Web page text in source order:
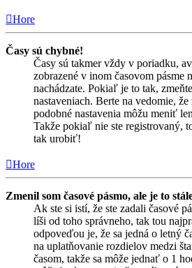
Hore
Časy sú chybné!
Časy sú takmer vždy v poriadku,
zobrazené v inom časovom pásme
nachádzate. Pokiaľ je to tak,
nastaveniach. Berte na vedomie, že
podobné nastavenia môžu meniť
Takže pokiaľ nie ste registrovaný,
tak urobiť!
Hore
Zmenil som časové pásmo, ale je to
Ak ste si istí, že ste zadali časové
líši od toho správneho, tak tou
odpoveďou je, že sa jedná o letný
na uplatňovanie rozdielov medzi
časom, takže sa môže jednať o 1